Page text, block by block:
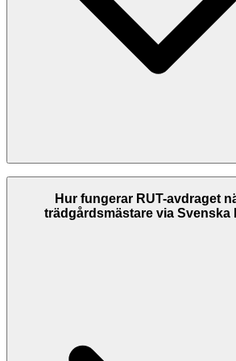
På Svenska Hantverkare listar vi
kontrollerade kontaktuppgifter, och vi visar
Google där de finns. Jämför företagens
Hur fungerar RUT-avdraget
trädgårdsmästare via Svenska